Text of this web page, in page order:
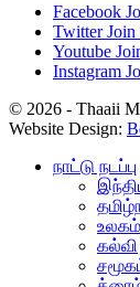
Facebook
Twitter Join
Youtube
Instagram
© 2026 - Thaaii
Website Design:
நாட்டு நடப்பு
உலகம்
கல்வி